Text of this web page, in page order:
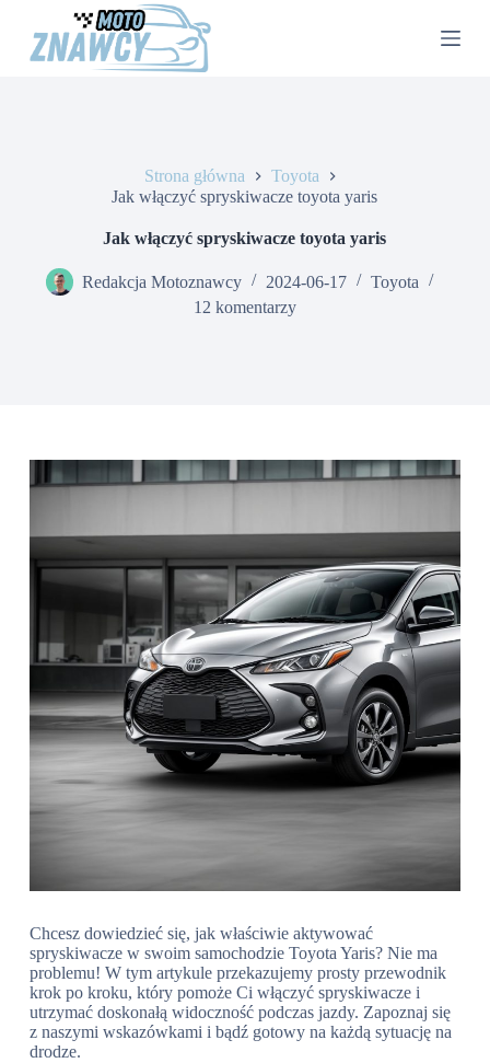
Strona główna
Toyota
Jak włączyć spryskiwacze toyota yaris
Jak włączyć spryskiwacze toyota yaris
Redakcja Motoznawcy 2024-06-17
Toyota
12 komentarzy
Chcesz dowiedzieć się, jak właściwie aktywować
spryskiwacze w swoim samochodzie Toyota Yaris? Nie ma
problemu! W tym artykule przekazujemy prosty przewodnik
krok po kroku, który pomoże Ci włączyć spryskiwacze i
utrzymać doskonałą widoczność podczas jazdy. Zapoznaj się
z naszymi wskazówkami i bądź gotowy na każdą sytuację na
drodze.